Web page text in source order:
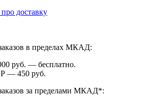
доставку
в пределах МКАД:
руб. — бесплатно.
Р — 450 руб.
за пределами МКАД*: